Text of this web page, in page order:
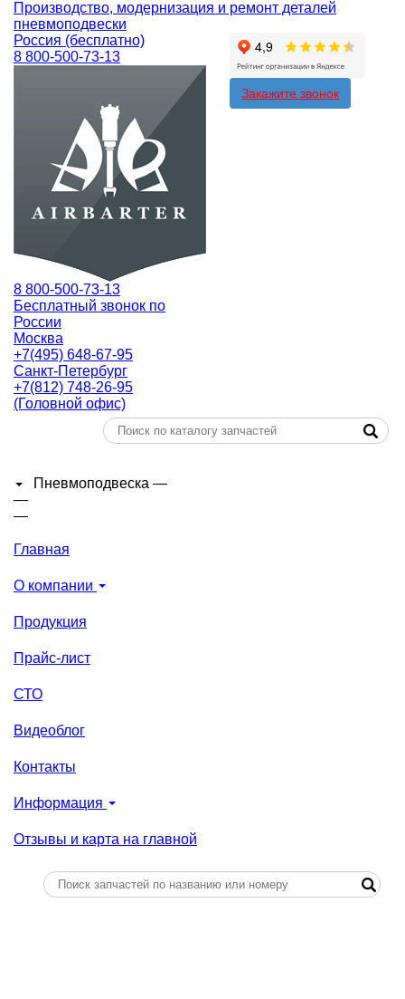
Производство, модернизация и ремонт деталей
пневмоподвески
Россия (бесплатно)
8 800-500-73-13
8 800-500-73-13
Бесплатный звонок по
России
Москва
+7(495) 648-67-95
Санкт-Петербург
+7(812) 748-26-95
(Головной офис)
Закажите звонок
Пневмоподвеска —
—
—
Главная
О компании
Продукция
Прайс-лист
СТО
Видеоблог
Контакты
Информация
Отзывы и карта на главной